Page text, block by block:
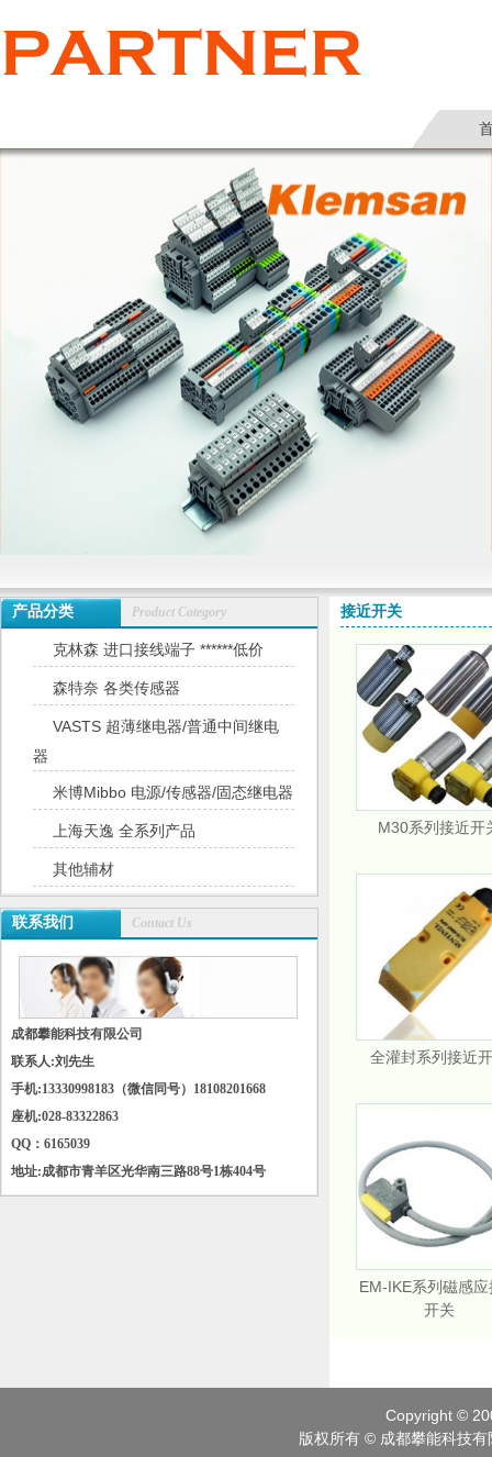
产品分类 Product Category
克林森 进口接线端子 ******低价
森特奈 各类传感器
VASTS 超薄继电器/普通中间继电
器
米博Mibbo 电源/传感器/固态继电器
上海天逸 全系列产品
其他辅材
联系我们 Contact Us
成都攀能科技有限公司
联系人:刘先生
手机:13330998183 （微信同号） 18108201668
座机:028-83322863
QQ：6165039
地址:成都市青羊区光华南三路88号1栋404号
接近开关
M30系列接近开
全灌封系列接近
EM-IKE系列磁感应
开关
Copyright ©
版权所有 © 成都攀能科技